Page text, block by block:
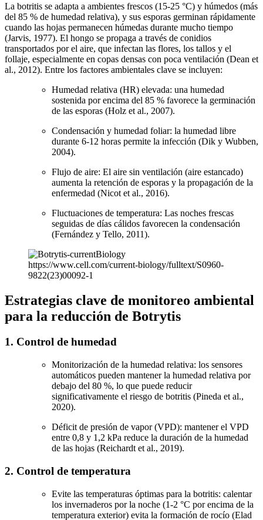
La botritis se adapta a ambientes frescos (15-25 °C) y húmedos (más
del 85 % de humedad relativa), y sus esporas germinan rápidamente
cuando las hojas permanecen húmedas durante mucho tiempo
(Jarvis, 1977). El hongo se propaga a través de conidios
transportados por el aire, que infectan las flores, los tallos y el
follaje, especialmente en copas densas con poca ventilación (Dean et
al., 2012). Entre los factores ambientales clave se incluyen:
Humedad relativa (HR) elevada: una humedad
sostenida por encima del 85 % favorece la germinación
de las esporas (Holz et al., 2007).
Condensación y humedad foliar: la humedad libre
durante 6-12 horas permite la infección (Dik y Wubben,
2004).
Flujo de aire: El aire sin ventilación (aire estancado)
aumenta la retención de esporas y la propagación de la
enfermedad (Nicot et al., 2016).
Fluctuaciones de temperatura: Las noches frescas
seguidas de días cálidos favorecen la condensación
(Fernández y Tello, 2011).
https://www.cell.com/current-biology/fulltext/S0960-
9822(23)00092-1
Estrategias clave de monitoreo ambiental
para la reducción de Botrytis
1. Control de humedad
Monitorización de la humedad relativa: los sensores
automáticos pueden mantener la humedad relativa por
debajo del 80 %, lo que puede reducir
significativamente el riesgo de botritis (Pineda et al.,
2020).
Déficit de presión de vapor (VPD): mantener el VPD
entre 0,8 y 1,2 kPa reduce la duración de la humedad
de las hojas (Reichardt et al., 2019).
2. Control de temperatura
Evite las temperaturas óptimas para la botritis: calentar
los invernaderos por la noche (1-2 °C por encima de la
temperatura exterior) evita la formación de rocío (Elad